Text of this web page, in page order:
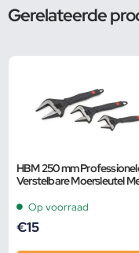
Gerelateerde
HBM 250 mm
Verstelbare Moersleutel
Smalle Bek
Op voorraad
€15